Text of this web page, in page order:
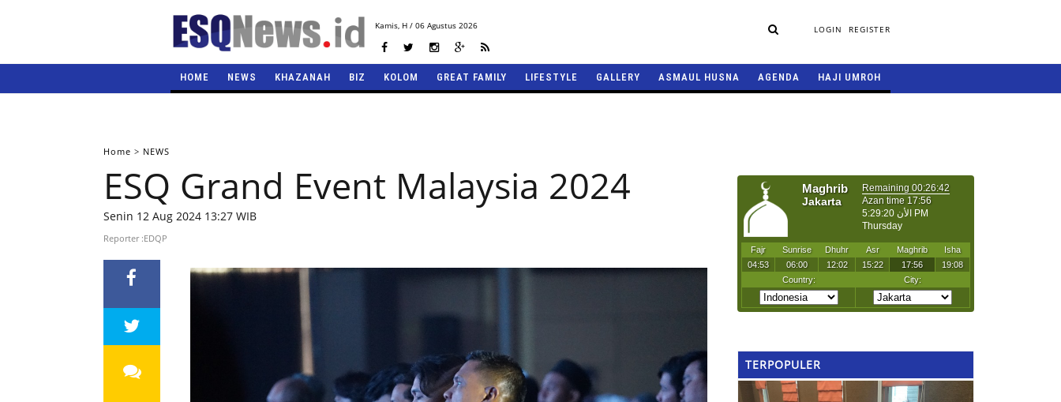
Kamis,H / 06 Agustus 2026 LOGIN REGISTER
HOME NEWS KHAZANAH BIZ KOLOM GREAT FAMILY LIFESTYLE GALLERY ASMAUL HUSNA AGENDA HAJI UMROH
Home > NEWS
ESQ Grand Event Malaysia 2024
Senin 12 Aug 2024 13:27 WIB
Reporter :EDQP
TERPOPULER